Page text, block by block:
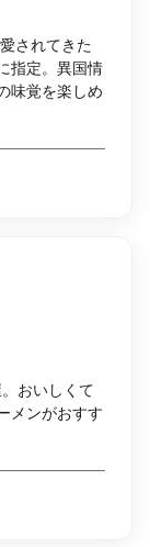
されてきた
指定。異国情
味覚を楽しめ
おいしくて
メンがおすす